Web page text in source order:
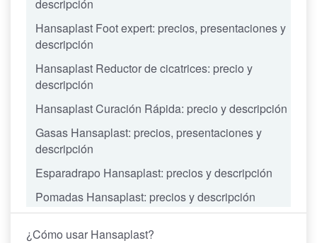
descripción
Hansaplast Foot expert: precios, presentaciones y
descripción
Hansaplast Reductor de cicatrices: precio y
descripción
Hansaplast Curación Rápida: precio y descripción
Gasas Hansaplast: precios, presentaciones y
descripción
Esparadrapo Hansaplast: precios y descripción
Pomadas Hansaplast: precios y descripción
¿Cómo usar Hansaplast?